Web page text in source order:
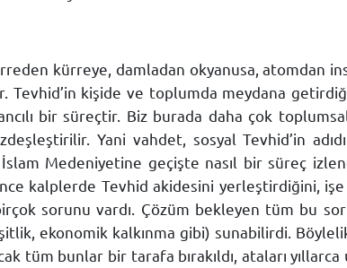
kürreye, damladan okyanusa, atomdan
Tevhid’in kişide ve toplumda meydana
bir süreçtir. Biz burada daha çok
Yani vahdet, sosyal Tevhid’in
Medeniyetine geçişte nasıl bir süreç
kalplerde Tevhid akidesini yerleştirdiğini, işe
sorunu vardı. Çözüm bekleyen tüm bu
ekonomik kalkınma gibi) sunabilirdi.
bunlar bir tarafa bırakıldı, ataları yıllarca